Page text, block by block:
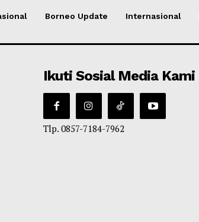
Borneo Update Internasional
Ikuti Sosial Media Kami
Tlp. 0857-7184-7962